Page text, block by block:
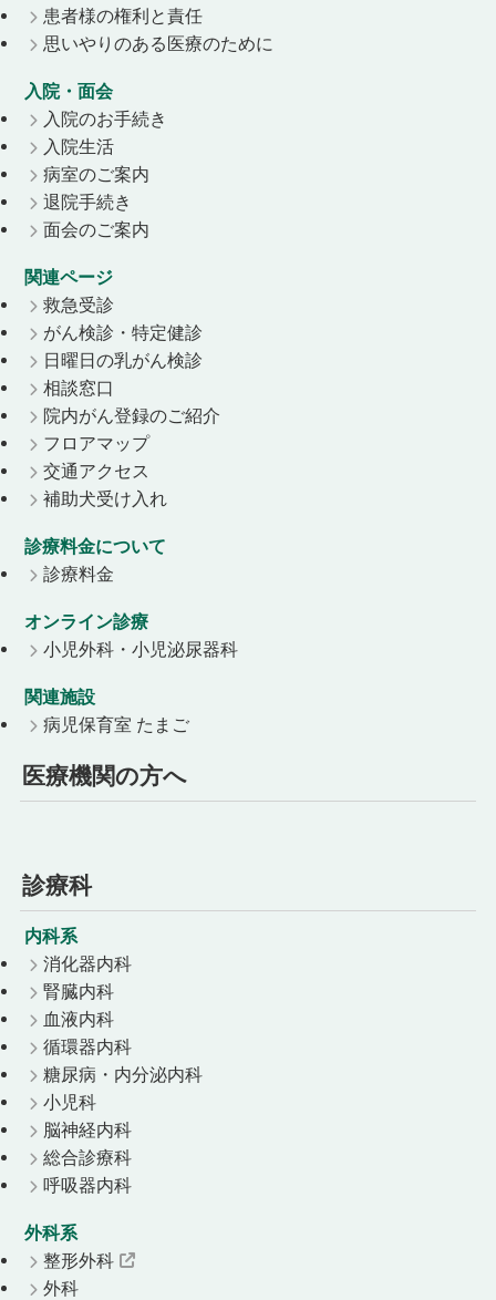
患者様の権利と責任
思いやりのある医療のために
入院・面会
入院のお手続き
入院生活
病室のご案内
退院手続き
面会のご案内
関連ページ
救急受診
がん検診・特定健診
日曜日の乳がん検診
相談窓口
院内がん登録のご紹介
フロアマップ
交通アクセス
補助犬受け入れ
診療料金について
診療料金
オンライン診療
小児外科・小児泌尿器科
関連施設
病児保育室 たまご
医療機関の方へ
診療科
内科系
消化器内科
腎臓内科
血液内科
循環器内科
糖尿病・内分泌内科
小児科
脳神経内科
総合診療科
呼吸器内科
外科系
整形外科
外科